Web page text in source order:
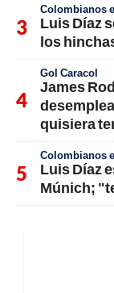
Colombianos
Luis Díaz
los
Gol Caracol
James
quisiera
Colombianos
Luis Díaz
Múnich;